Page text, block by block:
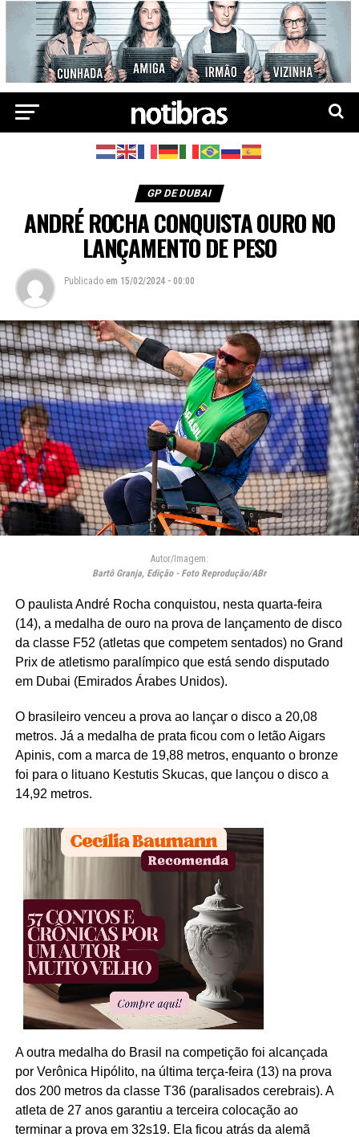
GP DE DUBAI
ANDRÉ ROCHA CONQUISTA OURO NO
LANÇAMENTO DE PESO
Publicado em 15/02/2024 - 00:00
Autor/Imagem:
Bartô Granja, Edição - Foto Reprodução/ABr
O paulista André Rocha conquistou, nesta quarta-feira
(14), a medalha de ouro na prova de lançamento de disco
da classe F52 (atletas que competem sentados) no Grand
Prix de atletismo paralímpico que está sendo disputado
em Dubai (Emirados Árabes Unidos).
O brasileiro venceu a prova ao lançar o disco a 20,08
metros. Já a medalha de prata ficou com o letão Aigars
Apinis, com a marca de 19,88 metros, enquanto o bronze
foi para o lituano Kestutis Skucas, que lançou o disco a
14,92 metros.
A outra medalha do Brasil na competição foi alcançada
por Verônica Hipólito, na última terça-feira (13) na prova
dos 200 metros da classe T36 (paralisados cerebrais). A
atleta de 27 anos garantiu a terceira colocação ao
terminar a prova em 32s19. Ela ficou atrás da alemã